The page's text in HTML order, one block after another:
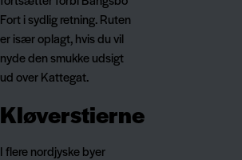
Fort i sydlig retning. Ruten
er især oplagt, hvis du vil
nyde den smukke udsigt
ud over Kattegat.
Kløverstierne
I flere nordjyske byer